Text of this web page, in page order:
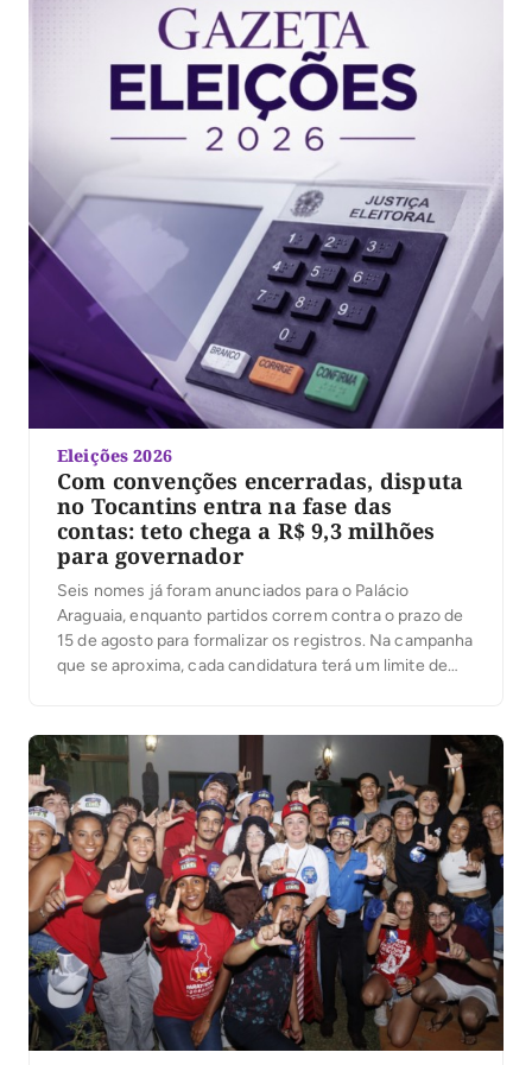
Eleições 2026
Com convenções encerradas, disputa
no Tocantins entra na fase das
contas: teto chega a R$ 9,3 milhões
para governador
Seis nomes já foram anunciados para o Palácio
Araguaia, enquanto partidos correm contra o prazo de
15 de agosto para formalizar os registros. Na campanha
que se aproxima, cada candidatura terá um limite de
e seis candidaturas anunciadas ao governo do […]